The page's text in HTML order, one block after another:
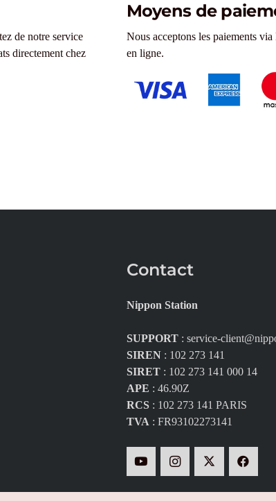
de notre service
directement chez
Moyens de
Nous acceptons les paiements via
en ligne.
Contact
Nippon Station
SUPPORT: service-
SIREN: 102 273 141
SIRET: 102 273 141 000 14
APE : 46.90Z
RCS: 102 273 141 PARIS
TVA: FR93102273141